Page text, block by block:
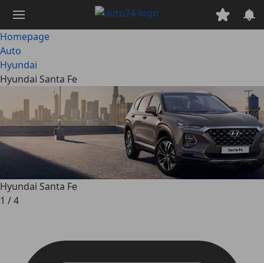
naar
hoofdinhoud
Homepage
Auto
Hyundai
Hyundai Santa Fe
Hyundai Santa Fe
1 /4